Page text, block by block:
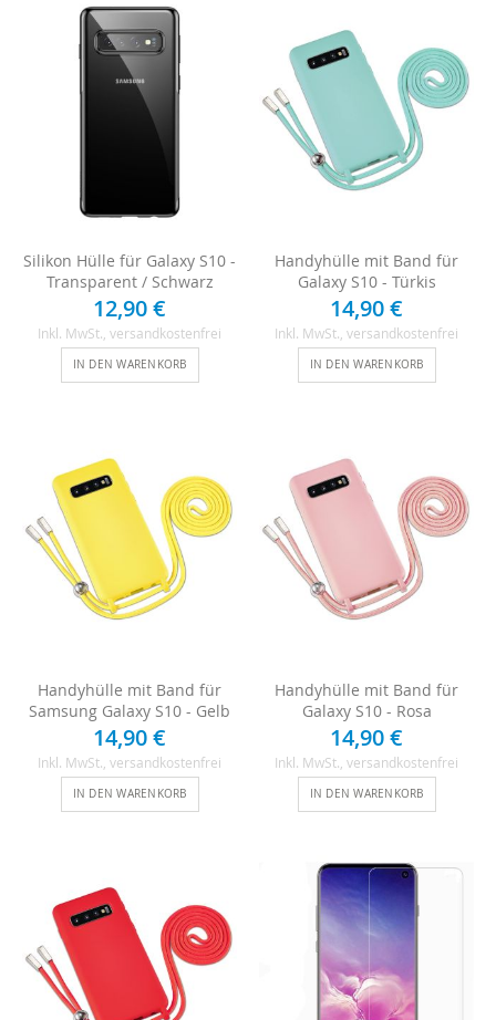
Silikon Hülle für Galaxy S10 -
Transparent / Schwarz
12,90 €
Inkl. MwSt., versandkostenfrei
IN DEN WARENKORB
Handyhülle mit Band für
Galaxy S10 - Türkis
14,90 €
Inkl. MwSt., versandkostenfrei
IN DEN WARENKORB
Handyhülle mit Band für
Samsung Galaxy S10 - Gelb
14,90 €
Inkl. MwSt. , versandkostenfrei
IN DEN WARENKORB
Handyhülle mit Band für
Galaxy S10 - Rosa
14,90 €
Inkl. MwSt. , versandkostenfrei
IN DEN WARENKORB